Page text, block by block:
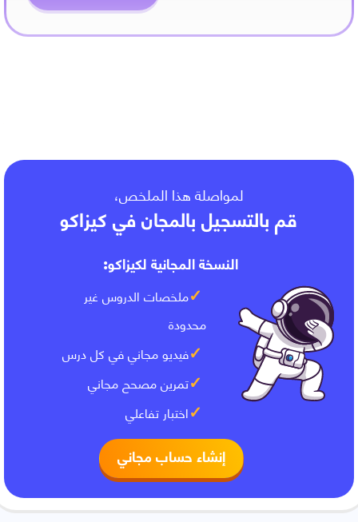
لمواصلة هذا الملخص،
قم بالتسجيل بالمجان في كيزاكو
النسخة المجانية لكيزاكو:
ملخصات الدروس غير
محدودة
فيديو مجاني في كل درس
تمرين مصحح مجاني
اختبار تفاعلي
إنشاء حساب مجاني